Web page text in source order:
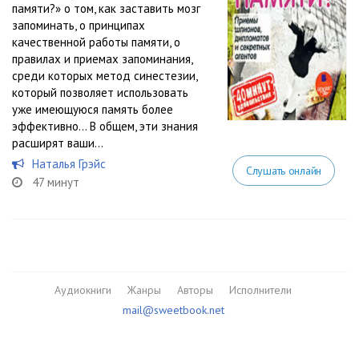
памяти?» о том, как заставить мозг
запоминать, о принципах
качественной работы памяти, о
правилах и приемах запоминания,
среди которых метод синестезии,
который позволяет использовать
уже имеющуюся память более
эффективно… В общем, эти знания
расширят ваши...
Наталья Грэйс
47 минут
Слушать онлайн
Аудиокниги Жанры Авторы
Исполнители
mail@sweetbook.net